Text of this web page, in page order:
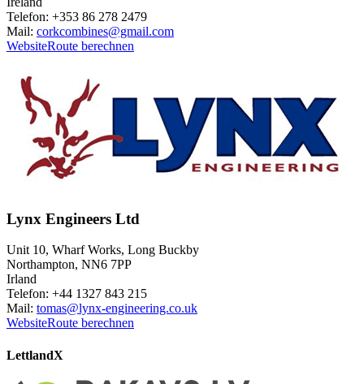
Telefon: +353 86 278 2479
Mail: corkcombines@gmail.com
WebsiteRoute berechnen
Lynx Engineers Ltd
Unit 10, Wharf Works, Long Buckby
Northampton, NN6 7PP
Irland
Telefon: +44 1327 843 215
Mail: tomas@lynx-engineering.co.uk
WebsiteRoute berechnen
LettlandX